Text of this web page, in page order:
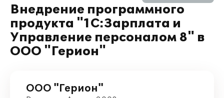
Внедрение программного
продукта "1С:Зарплата и
Управление персоналом 8" в
ООО "Герион"
ООО "Герион"